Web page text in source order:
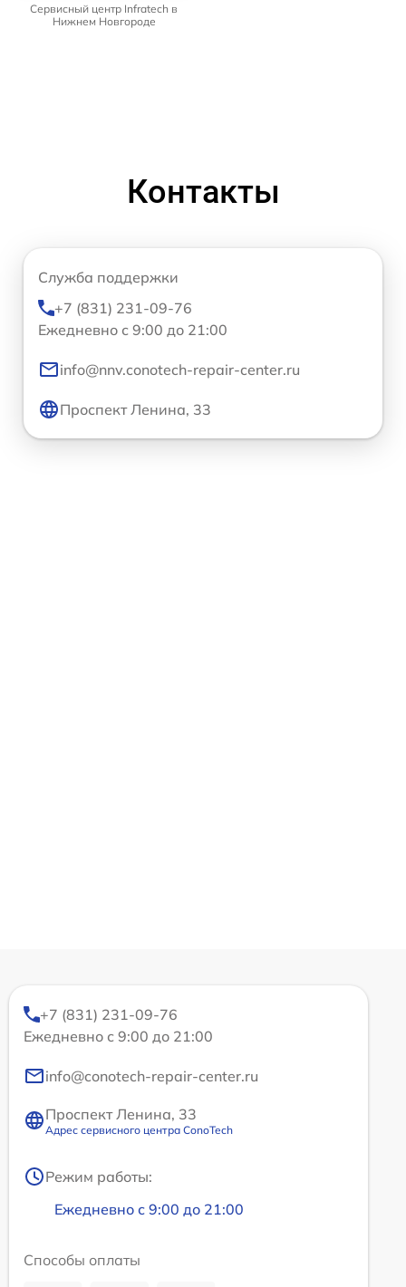
Сервисный центр Infratech в
Нижнем Новгороде
Контакты
Служба поддержки
+7 (831) 231-09-76
Ежедневно с 9:00 до 21:00
info@nnv.conotech-repair-center.ru
Проспект Ленина, 33
+7 (831) 231-09-76
Ежедневно с 9:00 до 21:00
info@conotech-repair-center.ru
Проспект Ленина, 33
Адрес сервисного центра ConoTech
Режим работы:
Ежедневно с 9:00 до 21:00
Способы оплаты